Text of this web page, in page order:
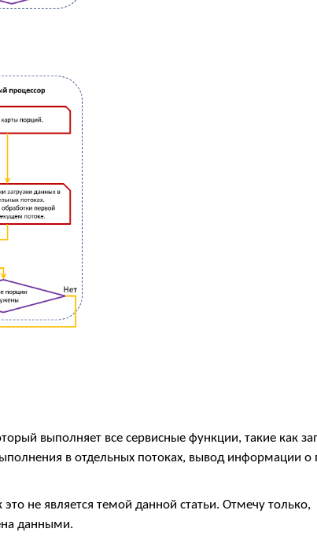
выполняет все сервисные функции, такие как
в отдельных потоках, вывод информации о
не является темой данной статьи. Отмечу только,
данными.